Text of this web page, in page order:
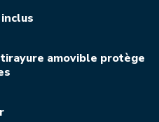
amovible protège